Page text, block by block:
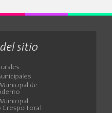
sitio
de
Crespo Toral